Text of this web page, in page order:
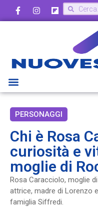
PERSONAGGI
Chi è Rosa
curiosità e
moglie di
Rosa Caracciolo, moglie
attrice, madre di Lorenzo
famiglia Siffredi.